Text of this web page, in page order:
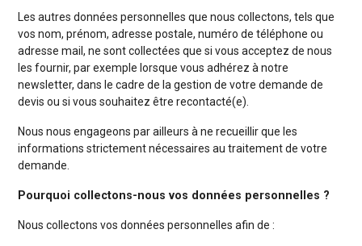
Les autres données personnelles que nous collectons, tels que
vos nom, prénom, adresse postale, numéro de téléphone ou
adresse mail, ne sont collectées que si vous acceptez de nous
les fournir, par exemple lorsque vous adhérez à notre
newsletter, dans le cadre de la gestion de votre demande de
devis ou si vous souhaitez être recontacté(e).
Nous nous engageons par ailleurs à ne recueillir que les
informations strictement nécessaires au traitement de votre
demande.
Pourquoi collectons-nous vos données personnelles ?
Nous collectons vos données personnelles afin de :